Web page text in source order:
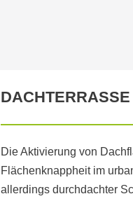
DACHTERRASSE
Die Aktivierung von
Flächenknappheit im
allerdings durchdachter